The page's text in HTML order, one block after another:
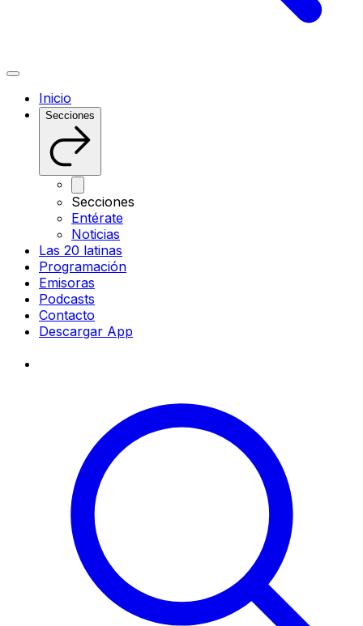
Inicio
Secciones
Secciones
Entérate
Noticias
Las 20 latinas
Programación
Emisoras
Podcasts
Contacto
Descargar App